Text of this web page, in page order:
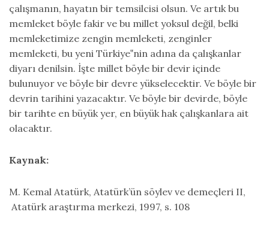
çalışmanın, hayatın bir temsilcisi olsun. Ve artık bu
memleket böyle fakir ve bu millet yoksul değil, belki
memleketimize zengin memleketi, zenginler
memleketi, bu yeni Türkiye‟nin adına da çalışkanlar
diyarı denilsin. İşte millet böyle bir devir içinde
bulunuyor ve böyle bir devre yükselecektir. Ve böyle bir
devrin tarihini yazacaktır. Ve böyle bir devirde, böyle
bir tarihte en büyük yer, en büyük hak çalışkanlara ait
olacaktır.
Kaynak:
M. Kemal Atatürk, Atatürk’ün söylev ve demeçleri II,
Atatürk araştırma merkezi, 1997, s. 108